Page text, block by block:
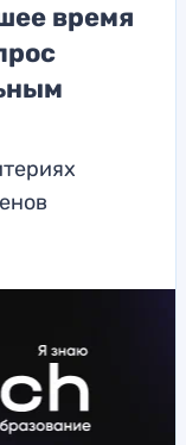
время